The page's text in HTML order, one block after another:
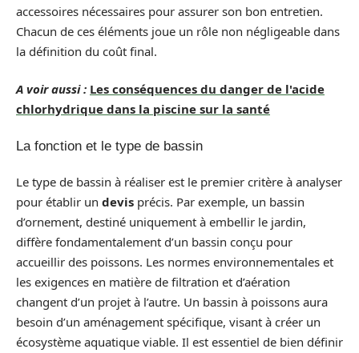
accessoires nécessaires pour assurer son bon entretien.
Chacun de ces éléments joue un rôle non négligeable dans
la définition du coût final.
A voir aussi : Les conséquences du danger de l'acide
chlorhydrique dans la piscine sur la santé
La fonction et le type de bassin
Le type de bassin à réaliser est le premier critère à analyser
pour établir un devis précis. Par exemple, un bassin
d’ornement, destiné uniquement à embellir le jardin,
diffère fondamentalement d’un bassin conçu pour
accueillir des poissons. Les normes environnementales et
les exigences en matière de filtration et d’aération
changent d’un projet à l’autre. Un bassin à poissons aura
besoin d’un aménagement spécifique, visant à créer un
écosystème aquatique viable. Il est essentiel de bien définir